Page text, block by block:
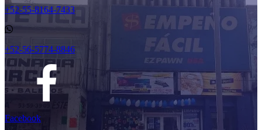
+52-55-8164-7433
+52-56-5774-8846
Facebook